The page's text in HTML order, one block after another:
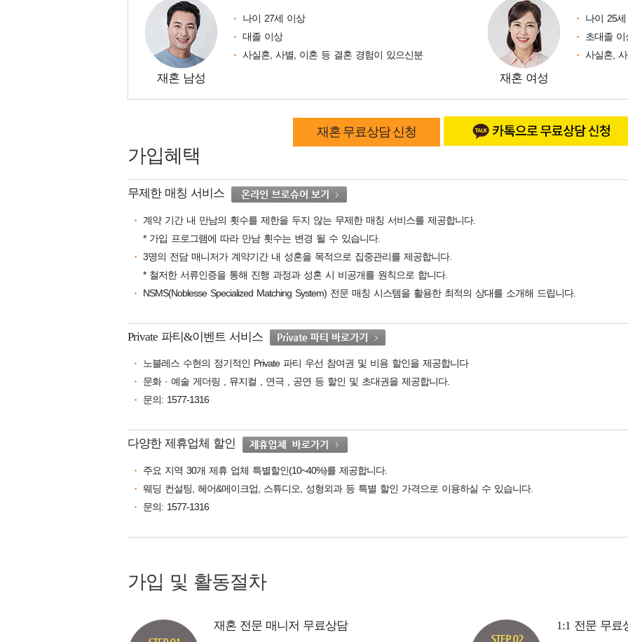
재혼 남성
나이 27세 이상
대졸 이상
사실혼, 사별, 이혼 등 결혼 경험이 있으신분
재혼 여성
나이 25
초대졸 이
사실혼,
재혼 무료상담 신청
가입혜택
무제한 매칭 서비스
계약 기간 내 만남의 횟수를 제한을 두지 않는 무제한 매칭 서비스를 제공합니다.
* 가입 프로그램에 따라 만남 횟수는 변경 될 수 있습니다.
3명의 전담 매니저가 계약기간 내 성혼을 목적으로 집중관리를 제공합니다.
* 철저한 서류인증을 통해 진행 과정과 성혼 시 비공개를 원칙으로 합니다.
NSMS(Noblesse Specialized Matching System) 전문 매칭 시스템을 활용한 최적의 상대를 소개해 드립니다.
Private 파티&이벤트 서비스
노블레스 수현의 정기적인 Private 파티 우선 참여권 및 비용 할인을 제공합니다
문화 · 예술 게더링 , 뮤지컬 , 연극 , 공연 등 할인 및 초대권을 제공합니다.
문의: 1577-1316
다양한 제휴업체 할인
주요 지역 30개 제휴 업체 특별할인(10~40%)를 제공합니다.
웨딩 컨설팅, 헤어&메이크업, 스튜디오, 성형외과 등 특별 할인 가격으로 이용하실 수 있습니다.
문의: 1577-1316
가입 및 활동절차
재혼 전문 매니저 무료상담 1:1 전문 무료